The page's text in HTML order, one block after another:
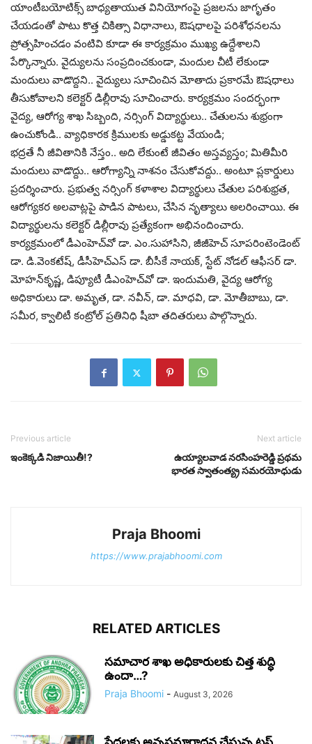
యాంటీబ‌యోటిక్స్ బాధ్య‌తాయుత వినియోగంపై ప్ర‌జ‌ల‌ను జాగృతం
చేయ‌డంతో పాటు కొత్త చికిత్సా విధానాలు, ఔష‌ధాల‌పై ప‌రిశోధ‌న‌ల‌ను
ప్రోత్స‌హించ‌డం వంటివి కూడా ఈ కార్య‌క్ర‌మం ముఖ్య ఉద్దేశాల‌ని
పేర్కొన్నారు. వైద్యుల‌ను సంప్ర‌దించ‌కుండా, మందుల చీటీ లేకుండా
మందులు వాడొద్ద‌ని.. వైద్యులు సూచించిన మోతాదు ప్ర‌కార‌మే ఔష‌ధాలు
తీసుకోవాల‌ని క‌లెక్ట‌ర్ డిల్లీరావు సూచించారు. కార్య‌క్ర‌మం సంద‌ర్భంగా
వైద్య‌, ఆరోగ్య శాఖ సిబ్బంది, న‌ర్సింగ్ విద్యార్థులు.. చేతులను శుభ్రంగా
ఉంచుకోండి.. వ్యాధికార‌క క్రిముల‌కు అడ్డుక‌ట్ట వేయండి;
భ‌ద్ర‌తే నీ జీవితానికి నేస్తం.. అది లేకుంటే జీవితం అస్త‌వ్య‌స్తం; మితిమీరి
మందులు వాడొద్దు.. ఆరోగ్యాన్ని నాశ‌నం చేసుకోవ‌ద్దు.. అంటూ ప్ల‌కార్డులు
ప్ర‌ద‌ర్శించారు. ప్ర‌భుత్వ న‌ర్సింగ్ క‌ళాశాల విద్యార్థులు చేతుల ప‌రిశుభ్ర‌త‌,
ఆరోగ్య‌క‌ర అల‌వాట్ల‌పై పాడిన పాట‌లు, చేసిన నృత్యాలు అల‌రించాయి. ఈ
విద్యార్థుల‌ను క‌లెక్ట‌ర్ డిల్లీరావు ప్ర‌త్యేకంగా అభినందించారు.
కార్య‌క్ర‌మంలో డీఎంహెచ్‌వో డా. ఎం.సుహాసిని, జీజీహెచ్ సూప‌రింటెండెంట్
డా. డి.వెంక‌టేష్‌, డీసీహెచ్ఎస్ డా. బీసీకే నాయ‌క్‌, స్టేట్ నోడ‌ల్ ఆఫీస‌ర్ డా.
మోహ‌న్‌కృష్ణ‌, డిప్యూటీ డీఎంహెచ్‌వో డా. ఇందుమ‌తి, వైద్య ఆరోగ్య
అధికారులు డా. అమృత‌, డా. న‌వీన్‌, డా. మాధ‌వి, డా. మోతీబాబు, డా.
స‌మీర‌, క్వాలిటీ కంట్రోల్ ప్రతినిధి షీబా తదితరులు పాల్గొన్నారు.
Previous article
ఇంకెక్కడి నిజాయితీ!?
Next article
ఉయ్యాలవాడ నరసింహరెడ్డి ప్రథమ
భారత స్వాతంత్య్ర సమరయోధుడు
Praja Bhoomi
https://www.prajabhoomi.com
RELATED ARTICLES
సమాచార శాఖ అధికారులకు చిత్త శుద్ధి
ఉందా…?
Praja Bhoomi - August 3, 2026